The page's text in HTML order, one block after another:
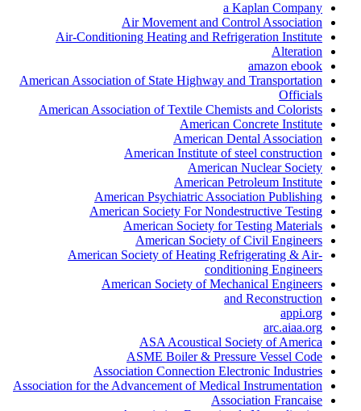
a Kaplan Company
Air Movement and Control Association
Air-Conditioning Heating and Refrigeration Institute
Alteration
amazon ebook
American Association of State Highway and Transportation
Officials
American Association of Textile Chemists and Colorists
American Concrete Institute
American Dental Association
American Institute of steel construction
American Nuclear Society
American Petroleum Institute
American Psychiatric Association Publishing
American Society For Nondestructive Testing
American Society for Testing Materials
American Society of Civil Engineers
American Society of Heating Refrigerating & Air-
conditioning Engineers
American Society of Mechanical Engineers
and Reconstruction
appi.org
arc.aiaa.org
ASA Acoustical Society of America
ASME Boiler & Pressure Vessel Code
Association Connection Electronic Industries
Association for the Advancement of Medical Instrumentation
Association Francaise